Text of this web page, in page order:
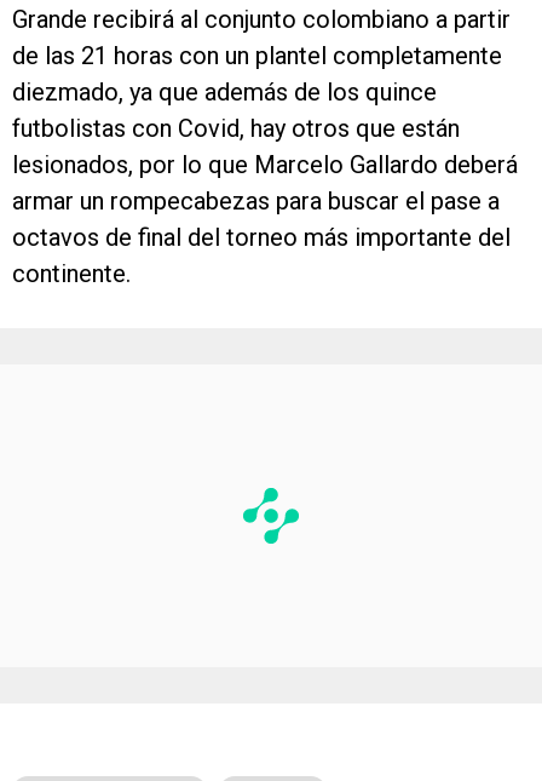
Grande recibirá al conjunto colombiano a partir
de las 21 horas con un plantel completamente
diezmado, ya que además de los quince
futbolistas con Covid, hay otros que están
lesionados, por lo que Marcelo Gallardo deberá
armar un rompecabezas para buscar el pase a
octavos de final del torneo más importante del
continente.